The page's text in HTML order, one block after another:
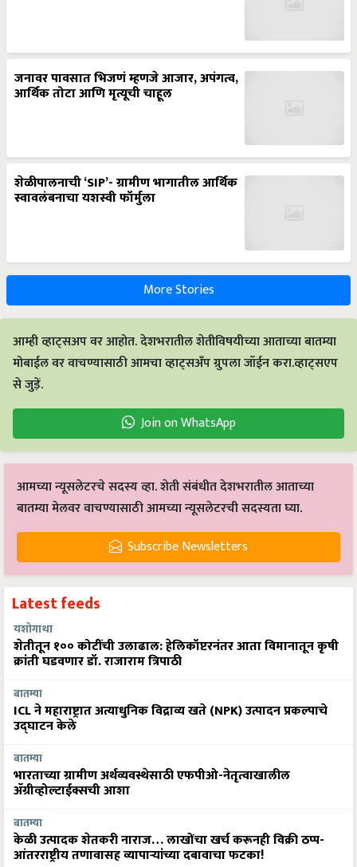
जनावर पावसात भिजणं म्हणजे आजार, अपंगत्व,
आर्थिक तोटा आणि मृत्यूची चाहूल
शेळीपालनाची ‘SIP’- ग्रामीण भागातील आर्थिक
स्वावलंबनाचा यशस्वी फॉर्मुला
More Stories
आम्ही व्हाट्सअप वर आहोत. देशभरातील शेतीविषयीच्या आताच्या बातम्या
मोबाईल वर वाचण्यासाठी आमचा व्हाट्सअँप ग्रुपला जॉईन करा.व्हाट्सएप
से जुड़ें.
Join on WhatsApp
आमच्या न्यूसलेटरचे सदस्य व्हा. शेती संबंधीत देशभरातील आताच्या
बातम्या मेलवर वाचण्यासाठी आमच्या न्यूसलेटरची सदस्यता घ्या.
Subscribe Newsletters
Latest feeds
यशोगाथा
शेतीतून १०० कोटींची उलाढाल: हेलिकॉप्टरनंतर आता विमानातून कृषी
क्रांती घडवणार डॉ. राजाराम त्रिपाठी
बातम्या
ICL ने महाराष्ट्रात अत्याधुनिक विद्राव्य खते (NPK) उत्पादन प्रकल्पाचे
उद्घाटन केले
बातम्या
भारताच्या ग्रामीण अर्थव्यवस्थेसाठी एफपीओ-नेतृत्वाखालील
अ‍ॅग्रीव्होल्टाईक्सची आशा
बातम्या
केळी उत्पादक शेतकरी नाराज… लाखोंचा खर्च करूनही विक्री ठप्प-
आंतरराष्ट्रीय तणावासह व्यापाऱ्यांच्या दबावाचा फटका!